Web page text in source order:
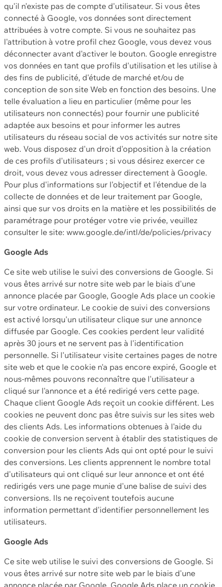
qu'il n'existe pas de compte d'utilisateur. Si vous êtes
connecté à Google, vos données sont directement
attribuées à votre compte. Si vous ne souhaitez pas
l'attribution à votre profil chez Google, vous devez vous
déconnecter avant d'activer le bouton. Google enregistre
vos données en tant que profils d'utilisation et les utilise à
des fins de publicité, d'étude de marché et/ou de
conception de son site Web en fonction des besoins. Une
telle évaluation a lieu en particulier (même pour les
utilisateurs non connectés) pour fournir une publicité
adaptée aux besoins et pour informer les autres
utilisateurs du réseau social de vos activités sur notre site
web. Vous disposez d'un droit d'opposition à la création
de ces profils d'utilisateurs ; si vous désirez exercer ce
droit, vous devez vous adresser directement à Google.
Pour plus d'informations sur l'objectif et l'étendue de la
collecte de données et de leur traitement par Google,
ainsi que sur vos droits en la matière et les possibilités de
paramétrage pour protéger votre vie privée, veuillez
consulter le site: www.google.de/intl/de/policies/privacy
Google Ads
Ce site web utilise le suivi des conversions de Google. Si
vous êtes arrivé sur notre site web par le biais d'une
annonce placée par Google, Google Ads place un cookie
sur votre ordinateur. Le cookie de suivi des conversions
est activé lorsqu'un utilisateur clique sur une annonce
diffusée par Google. Ces cookies perdent leur validité
après 30 jours et ne servent pas à l'identification
personnelle. Si l'utilisateur visite certaines pages de notre
site web et que le cookie n'a pas encore expiré, Google et
nous-mêmes pouvons reconnaître que l'utilisateur a
cliqué sur l'annonce et a été redirigé vers cette page.
Chaque client Google Ads reçoit un cookie différent. Les
cookies ne peuvent donc pas être suivis sur les sites web
des clients Ads. Les informations obtenues à l'aide du
cookie de conversion servent à établir des statistiques de
conversion pour les clients Ads qui ont opté pour le suivi
des conversions. Les clients apprennent le nombre total
d'utilisateurs qui ont cliqué sur leur annonce et ont été
redirigés vers une page munie d'une balise de suivi des
conversions. Ils ne reçoivent toutefois aucune
information permettant d'identifier personnellement les
utilisateurs.
Google Ads
Ce site web utilise le suivi des conversions de Google. Si
vous êtes arrivé sur notre site web par le biais d'une